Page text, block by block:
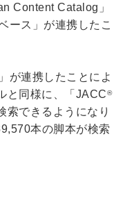
Content Catalog」
ース」が連携したこ
が連携したことによ
と同様に、「JACC®
索できるようになり
本の脚本が検索